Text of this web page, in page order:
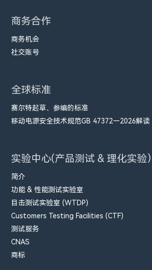
商务合作
商务机会
社交账号
全球标准
赛尔特起草、参编的标准
移动电源安全技术规范GB 47372—2026解读
实验中心(产品测试 & 理化实验）
简介
功能 & 性能测试实验室
目击测试实验室 (WTDP)
Customers Testing Facilities (CTF)
测试服务
CNAS
商标